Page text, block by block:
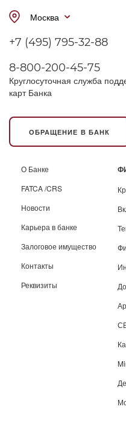
Москва
+7 (495) 795-32-88
8-800-200-45-75
Круглосуточная служба
карт Банка
ОБРАЩЕНИЕ В БАНК
О Банке
FATCA /CRS
Новости
Карьера в банке
Залоговое имущество
Контакты
Реквизиты